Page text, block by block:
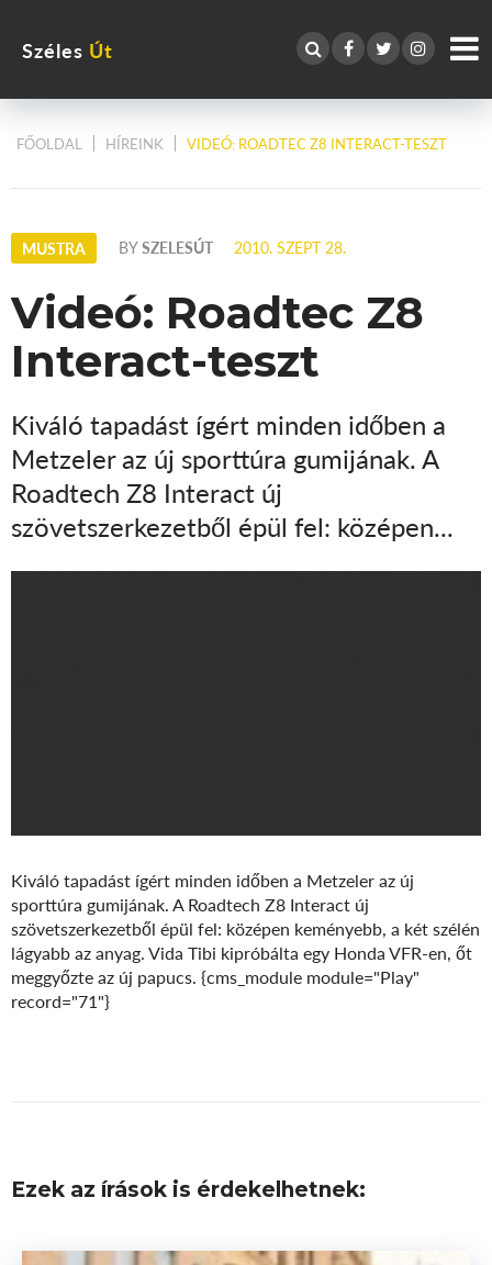
Széles Út
FŐOLDAL HÍREINK VIDEÓ: ROADTEC Z8 INTERACT-TESZT
MUSTRA BYSZELESÚT 2010. SZEPT 28.
Videó: Roadtec Z8
Interact-teszt
Kiváló tapadást ígért minden időben a
Metzeler az új sporttúra gumijának. A
Roadtech Z8 Interact új
szövetszerkezetből épül fel: középen...
Kiváló tapadást ígért minden időben a Metzeler az új
sporttúra gumijának. A Roadtech Z8 Interact új
szövetszerkezetből épül fel: középen keményebb, a két szélén
lágyabb az anyag. Vida Tibi kipróbálta egy Honda VFR-en, őt
meggyőzte az új papucs. {cms_module module="Play"
record="71"}
Ezek az írások is érdekelhetnek: